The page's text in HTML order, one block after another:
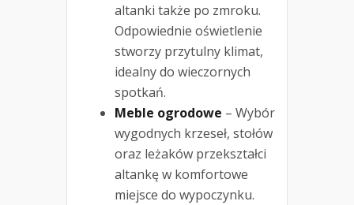
altanki także po zmroku.
Odpowiednie oświetlenie
stworzy przytulny klimat,
idealny do wieczornych
spotkań.
Meble ogrodowe – Wybór
wygodnych krzeseł, stołów
oraz leżaków przekształci
altankę w komfortowe
miejsce do wypoczynku.